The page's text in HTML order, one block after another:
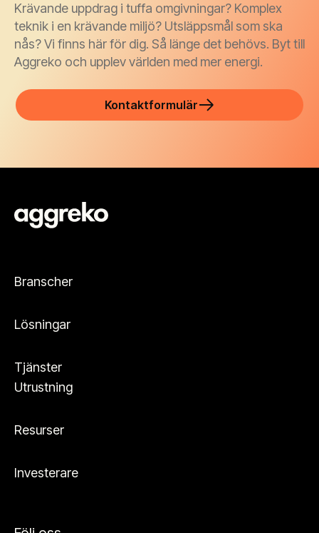
Krävande uppdrag i tuffa omgivningar? Komplex
teknik i en krävande miljö? Utsläppsmål som ska
nås? Vi finns här för dig. Så länge det behövs. Byt till
Aggreko och upplev världen med mer energi.
Kontaktformulär
Branscher
Lösningar
Tjänster
Utrustning
Resurser
Investerare